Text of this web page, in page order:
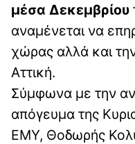
μέσα Δεκεμβρίου
αναμένεται να
χώρας αλλά και
Αττική.
Σύμφωνα με την
απόγευμα της
ΕΜΥ, Θοδωρής